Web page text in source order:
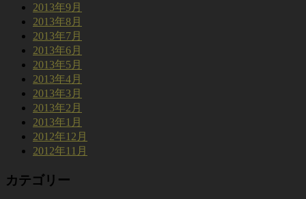
2013年9月
2013年8月
2013年7月
2013年6月
2013年5月
2013年4月
2013年3月
2013年2月
2013年1月
2012年12月
2012年11月
カテゴリー